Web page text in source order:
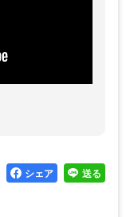
シェア 送る